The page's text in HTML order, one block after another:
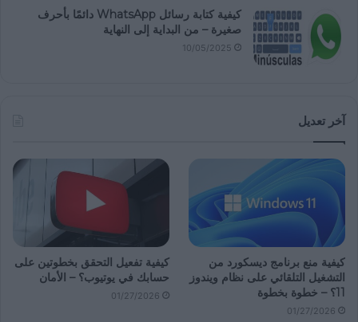
كيفية كتابة رسائل WhatsApp دائمًا بأحرف
صغيرة – من البداية إلى النهاية
10/05/2025
آخر تعديل
كيفية منع برنامج ديسكورد من
التشغيل التلقائي على نظام ويندوز
11؟ – خطوة بخطوة
01/27/2026
كيفية تفعيل التحقق بخطوتين على
حسابك في يوتيوب؟ – الأمان
01/27/2026